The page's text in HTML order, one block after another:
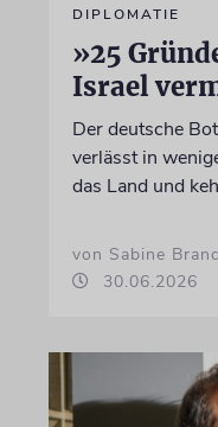
DIPLOMATIE
»25
Israel
Der deutsche
verlässt in
das Land und
von Sabine
30.06.2026